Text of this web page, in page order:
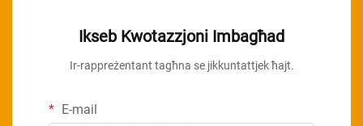
Ikseb Kwotazzjoni Imbagħad
Ir-rappreżentant tagħna se jikkuntattjek ħajt.
E-mail